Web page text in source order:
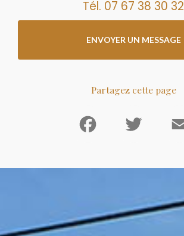
Tél. 07 67 38 30 32
ENVOYER UN MESSAGE
Partagez cette page